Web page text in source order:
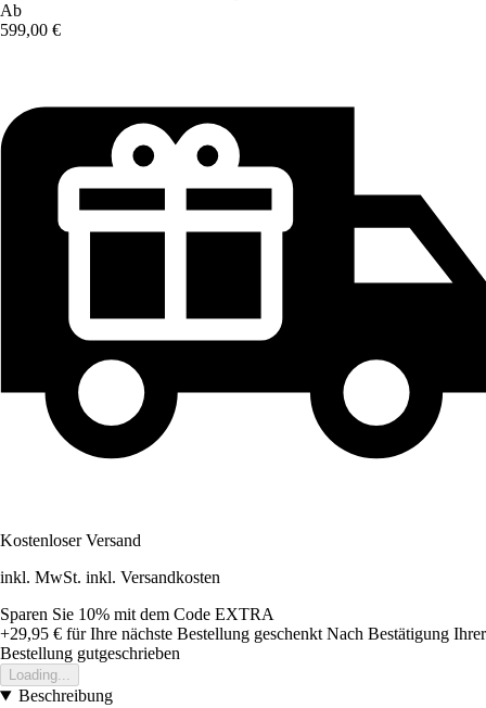
Ab
599,00 €
Kostenloser Versand
inkl. MwSt. inkl. Versandkosten
Sparen Sie 10% mit dem Code EXTRA
+29,95 € für Ihre nächste Bestellung geschenkt Nach Bestätigung Ihrer
Bestellung gutgeschrieben
Loading...
Beschreibung